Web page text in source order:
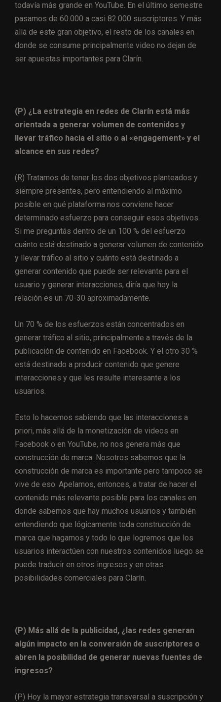
todavía más grande en YouTube. En el último semestre
pasamos de 60.000 a casi 82.000 suscriptores. Y más
allá de este gran objetivo, el resto de los canales en
donde se consume principalmente video no dejan de
ser apuestas importantes para Clarín.
(P) ¿La estrategia en redes de Clarín está más
orientada a generar volumen de contenidos y
llevar tráfico hacia el sitio o al «engagement» y el
alcance en sus redes?
(R) Tratamos de tener los dos objetivos planteados y
siempre presentes, pero entendiendo al máximo
posible en qué plataforma nos conviene hacer
determinado esfuerzo para conseguir esos objetivos.
Si me preguntás dentro de un 100 % del esfuerzo
cuánto está destinado a generar volumen de contenido
y llevar tráfico al sitio y cuánto está destinado a
generar contenido que puede ser relevante para el
usuario y generar interacciones, diría que hoy la
relación es un 70-30 aproximadamente.
Un 70 % de los esfuerzos están concentrados en
generar tráfico al sitio, principalmente a través de la
publicación de contenido en Facebook. Y el otro 30 %
está destinado a producir contenido que genere
interacciones y que les resulte interesante a los
usuarios.
Esto lo hacemos sabiendo que las interacciones a
priori, más allá de la monetización de videos en
Facebook o en YouTube, no nos genera más que
construcción de marca. Nosotros sabemos que la
construcción de marca es importante pero tampoco se
vive de eso. Apelamos, entonces, a tratar de hacer el
contenido más relevante posible para los canales en
donde sabemos que hay muchos usuarios y también
entendiendo que lógicamente toda construcción de
marca que hagamos y todo lo que logremos que los
usuarios interactúen con nuestros contenidos luego se
puede traducir en otros ingresos y en otras
posibilidades comerciales para Clarín.
(P) Más allá de la publicidad, ¿las redes generan
algún impacto en la conversión de suscriptores o
abren la posibilidad de generar nuevas fuentes de
ingresos?
(P) Hoy la mayor estrategia transversal a suscripción y